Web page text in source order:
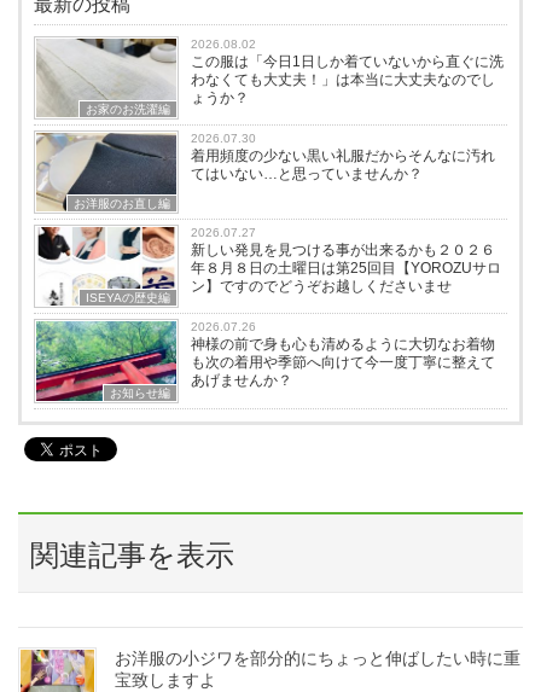
お家のお洗濯編
2026.08.02
この服は「今日1日しか着ていないから直ぐに洗
わなくても大丈夫！」は本当に大丈夫なのでし
ょうか？
お洋服のお直し編
2026.07.30
着用頻度の少ない黒い礼服だからそんなに汚れ
てはいない…と思っていませんか？
ISEYAの歴史編
2026.07.27
新しい発見を見つける事が出来るかも２０２６
年８月８日の土曜日は第25回目【YOROZUサロ
ン】ですのでどうぞお越しくださいませ
お知らせ編
2026.07.26
神様の前で身も心も清めるように大切なお着物
も次の着用や季節へ向けて今一度丁寧に整えて
あげませんか？
関連記事を表示
お洋服の小ジワを部分的にちょっと伸ばしたい時に重
宝致しますよ